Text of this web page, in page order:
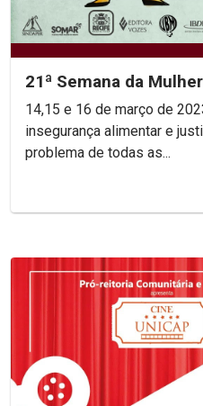
21ª Semana da
14,15 e 16 de março de 2023 Tema:
insegurança alimentar e justiça Lema: A fome
problema de todas as...